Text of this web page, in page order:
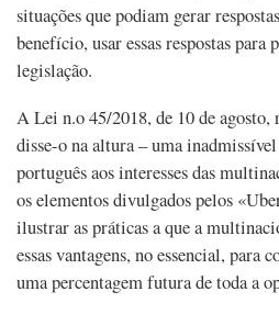
situações que podiam gerar
benefício, usar essas respostas para
legislação.
A Lei n.o 45/2018, de 10 de agosto,
disse-o na altura – uma
português aos interesses das
os elementos divulgados pelos
ilustrar as práticas a que a
essas vantagens, no essencial, para
uma percentagem futura de toda a